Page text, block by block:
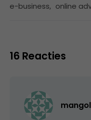
e-business, online
16 Reacties